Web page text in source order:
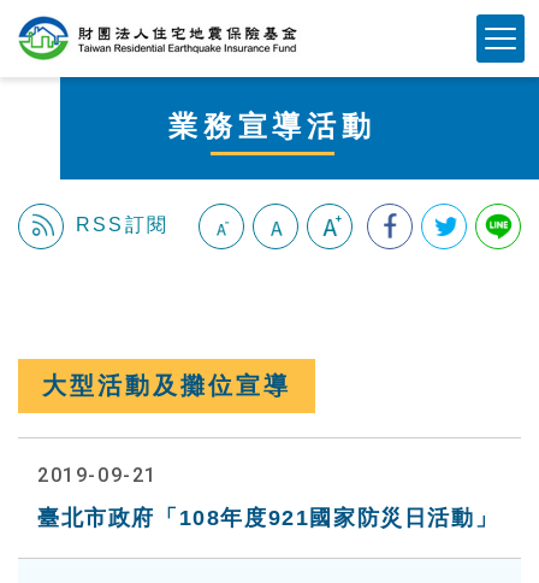
業務宣導活動
RSS訂閱
大型活動及攤位宣導
2019-09-21
臺北市政府「108年度921國家防災日活動」